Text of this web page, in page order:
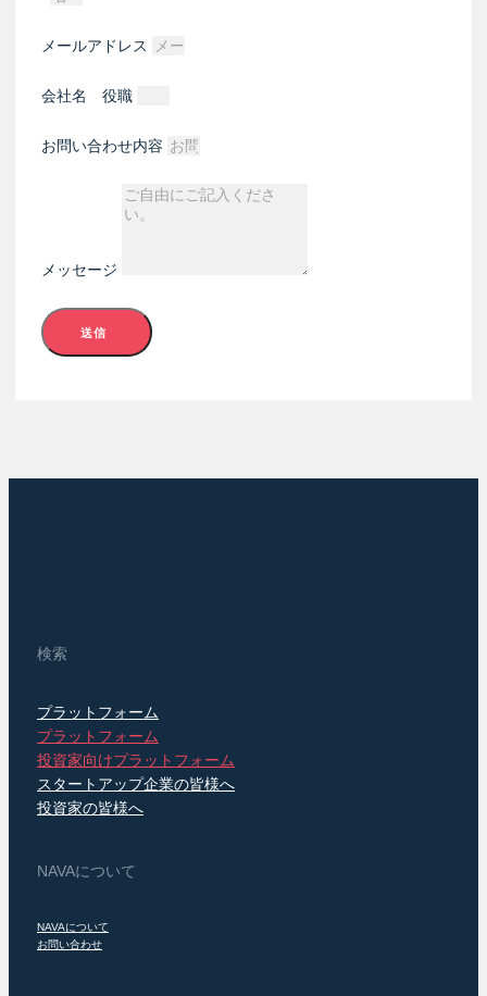
メールアドレス
会社名 役職
お問い合わせ内容
メッセージ
送信
検索
プラットフォーム
プラットフォーム
投資家向けプラットフォーム
スタートアップ企業の皆様へ
投資家の皆様へ
NAVAについて
NAVAについて
お問い合わせ